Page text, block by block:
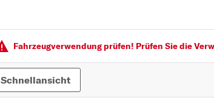
S
SEAT
SKODA
SMART
PASSAT
PASSAT
Höhe
Fahrzeugver­wendung prüfen! Prüfen Sie die
Schnellansicht